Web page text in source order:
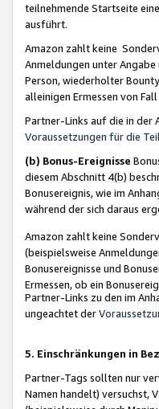
teilnehmende Startseite
ausführt.
Amazon zahlt keine
Anmeldungen unter
Person, wiederholter
alleinigen Ermessen von
Partner-Links auf die in der
Voraussetzungen für die
(b) Bonus-Ereignisse
diesem Abschnitt 4(b)
Bonusereignis, wie im
während der sich daraus
Amazon zahlt keine
(beispielsweise
Bonusereignisse und
Ermessen, ob ein
Partner-Links zu den im
ungeachtet der
5. Einschränkungen in
Partner-Tags sollten nur
Namen handelt) versuchst,